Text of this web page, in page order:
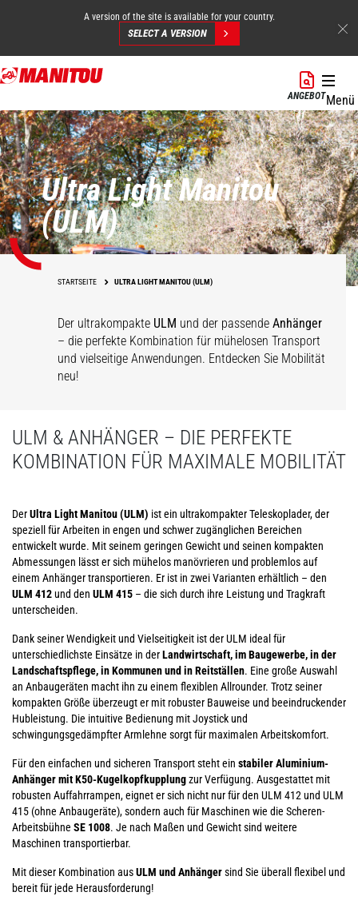
Direkt
zum
A version of the site is available for your country.
SELECT A VERSION
ANGEBOTMenü
Ultra Light Manitou
(ULM)
STARTSEITE ULTRA LIGHT MANITOU (ULM)
Der ultrakompakte ULM und der passendeAnhänger
– die perfekte Kombination für mühelosen Transport
und vielseitige Anwendungen. Entdecken Sie Mobilität
neu!
ULM & ANHÄNGER – DIE PERFEKTE
KOMBINATION FÜR MAXIMALE MOBILITÄT
DerUltra Light Manitou (ULM) ist ein ultrakompakter Teleskoplader, der
speziell für Arbeiten in engen und schwer zugänglichen Bereichen
entwickelt wurde. Mit seinem geringen Gewicht und seinen kompakten
Abmessungen lässt er sich mühelos manövrieren und problemlos auf
einem Anhänger transportieren. Er ist in zwei Varianten erhältlich – den
ULM 412und den ULM 415 – die sich durch ihre Leistung und Tragkraft
unterscheiden.
Dank seiner Wendigkeit und Vielseitigkeit ist der ULM ideal für
unterschiedlichste Einsätze in derLandwirtschaft, im Baugewerbe, in der
Landschaftspflege, in Kommunen und in Reitställen. Eine große Auswahl
an Anbaugeräten macht ihn zu einem flexiblen Allrounder. Trotz seiner
kompakten Größe überzeugt er mit robuster Bauweise und beeindruckender
Hubleistung. Die intuitive Bedienung mit Joystick und
schwingungsgedämpfter Armlehne sorgt für maximalen Arbeitskomfort.
Für den einfachen und sicheren Transport steht ein stabiler Aluminium-
Anhänger mit K50-Kugelkopfkupplungzur Verfügung. Ausgestattet mit
robusten Auffahrrampen, eignet er sich nicht nur für den ULM 412 und ULM
415 (ohne Anbaugeräte), sondern auch für Maschinen wie die Scheren-
Arbeitsbühne SE 1008. Je nach Maßen und Gewicht sind weitere
Maschinen transportierbar.
Mit dieser Kombination ausULM und Anhängersind Sie überall flexibel und
bereit für jede Herausforderung!